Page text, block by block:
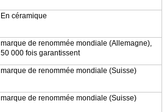
En céramique
marque de renommée mondiale (Allemagne),
50 000 fois garantissent
marque de renommée mondiale (Suisse)
marque de renommée mondiale (Suisse)